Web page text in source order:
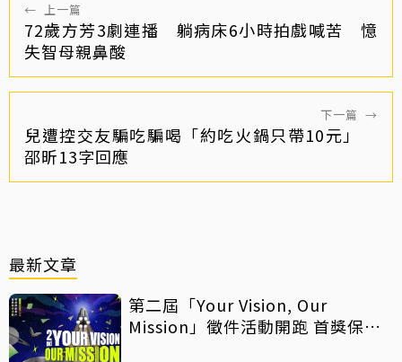
← 上一篇
72歲方芳3劇連播 躺病床6小時拍戲喊苦 憶
失智母親鼻酸
下一篇 →
兒遭控交友騙吃騙喝「約吃火鍋只帶10元」
邵昕13字回應
最新文章
第二屆「Your Vision, Our
Mission」徵件活動開跑 首獎保證